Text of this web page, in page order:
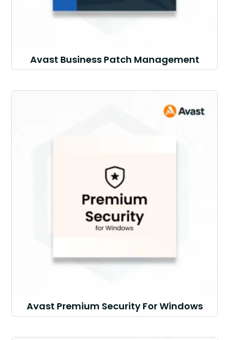
Avast Business Patch Management
Avast Premium Security For Windows